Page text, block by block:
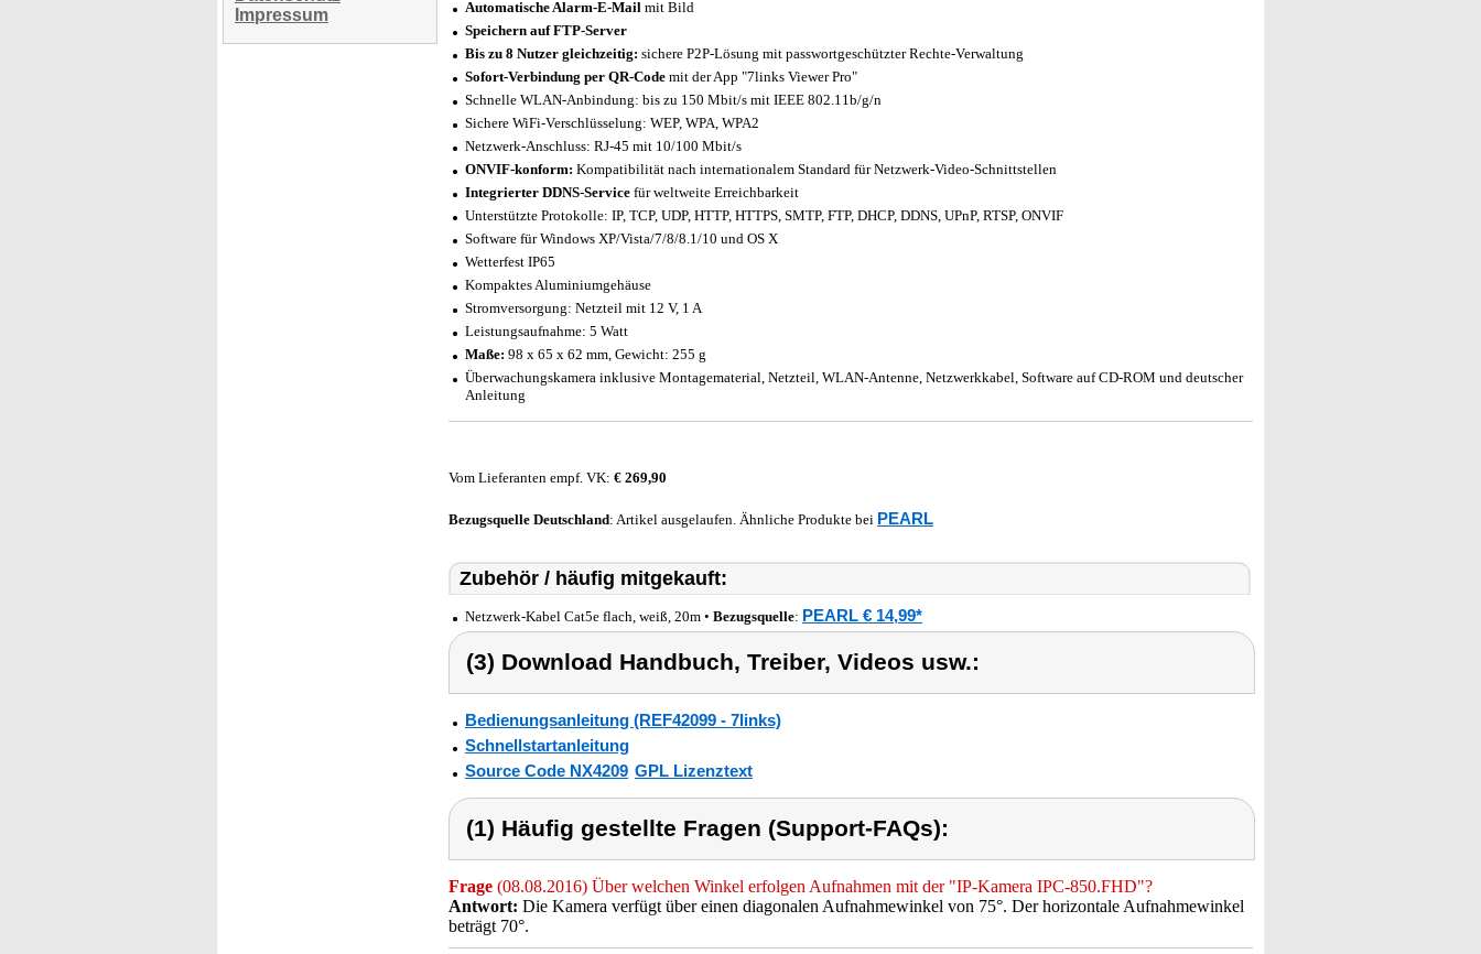
Impressum
Automatische Alarm-E-Mail mit Bild
Speichern auf FTP-Server
Bis zu 8 Nutzer gleichzeitig: sichere P2P-Lösung mit passwortgeschützter Rechte-Verwaltung
Sofort-Verbindung per QR-Code mit der App "7links Viewer Pro"
Schnelle WLAN-Anbindung: bis zu 150 Mbit/s mit IEEE 802.11b/g/n
Sichere WiFi-Verschlüsselung: WEP, WPA, WPA2
Netzwerk-Anschluss: RJ-45 mit 10/100 Mbit/s
ONVIF-konform: Kompatibilität nach internationalem Standard für Netzwerk-Video-Schnittstellen
Integrierter DDNS-Service für weltweite Erreichbarkeit
Unterstützte Protokolle: IP, TCP, UDP, HTTP, HTTPS, SMTP, FTP, DHCP, DDNS, UPnP, RTSP, ONVIF
Software für Windows XP/Vista/7/8/8.1/10 und OS X
Wetterfest IP65
Kompaktes Aluminiumgehäuse
Stromversorgung: Netzteil mit 12 V, 1 A
Leistungsaufnahme: 5 Watt
Maße: 98 x 65 x 62 mm, Gewicht: 255 g
Überwachungskamera inklusive Montagematerial, Netzteil, WLAN-Antenne, Netzwerkkabel, Software auf CD-ROM und deutscher
Anleitung
Vom Lieferanten empf. VK: € 269,90
Bezugsquelle Deutschland: Artikel ausgelaufen. Ähnliche Produkte bei PEARL
Zubehör / häufig mitgekauft:
Netzwerk-Kabel Cat5e flach, weiß, 20m • Bezugsquelle: PEARL € 14,99*
(3) Download Handbuch, Treiber, Videos usw.:
Bedienungsanleitung (REF42099 - 7links)
Schnellstartanleitung
Source Code NX4209 GPL Lizenztext
(1) Häufig gestellte Fragen (Support-FAQs):
Frage (08.08.2016) Über welchen Winkel erfolgen Aufnahmen mit der "IP-Kamera IPC-850.FHD"?
Antwort: Die Kamera verfügt über einen diagonalen Aufnahmewinkel von 75°. Der horizontale Aufnahmewinkel
beträgt 70°.